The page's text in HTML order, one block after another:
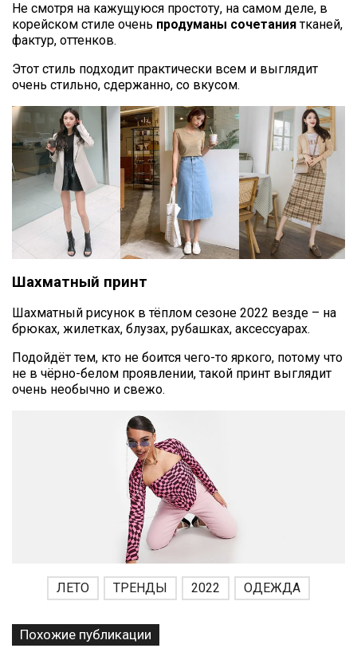
Не смотря на кажущуюся простоту, на самом деле, в
корейском стиле очень продуманы сочетаниятканей,
фактур, оттенков.
Этот стиль подходит практически всем и выглядит
очень стильно, сдержанно, со вкусом.
Шахматный принт
Шахматный рисунок в тёплом сезоне 2022 везде – на
брюках, жилетках, блузах, рубашках, аксессуарах.
Подойдёт тем, кто не боится чего-то яркого, потому что
не в чёрно-белом проявлении, такой принт выглядит
очень необычно и свежо.
ЛЕТО ТРЕНДЫ 2022 ОДЕЖДА
Похожие публикации